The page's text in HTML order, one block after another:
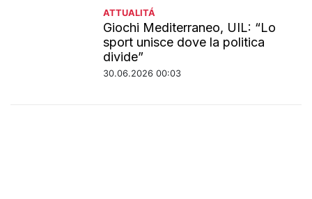
ATTUALITÁ
Giochi Mediterraneo, UIL: “Lo
sport unisce dove la politica
divide”
30.06.2026 00:03